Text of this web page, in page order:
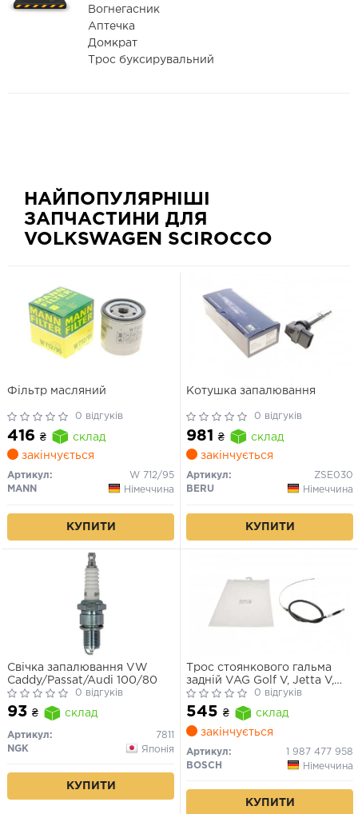
Вогнегасник
Аптечка
Домкрат
Трос буксирувальний
НАЙПОПУЛЯРНІШІ
ЗАПЧАСТИНИ ДЛЯ
VOLKSWAGEN SCIROCCO
Фільтр масляний
0 відгуків
416 ₴
склад
закінчується
Артикул:
W 712/95
MANN
Німеччина
КУПИТИ
Котушка запалювання
0 відгуків
981 ₴
склад
закінчується
Артикул:
ZSE030
BERU
Німеччина
КУПИТИ
Свічка запалювання VW
Caddy/Passat/Audi 100/80
0 відгуків
93 ₴ склад
Артикул:
7811
NGK
Японія
КУПИТИ
Трос стоянкового гальма
задній VAG Golf V, Jetta V,
Octavia II, Yeti, A3
0 відгуків
545 ₴
склад
закінчується
Артикул:
1 987 477 958
BOSCH
Німеччина
КУПИТИ